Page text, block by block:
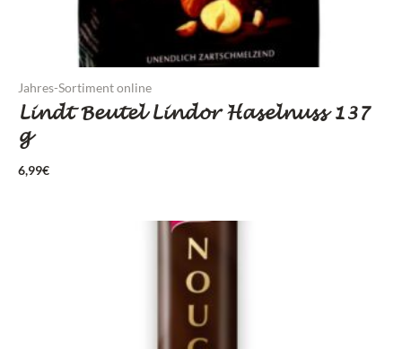
Jahres-Sortiment online
Lindt Beutel Lindor Haselnuss 137
g
6,99€